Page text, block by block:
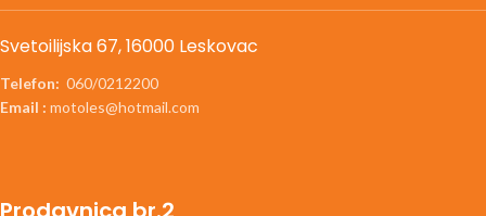
Svetoilijska 67, 16000 Leskovac
Telefon: 060/0212200
Email : motoles@hotmail.com